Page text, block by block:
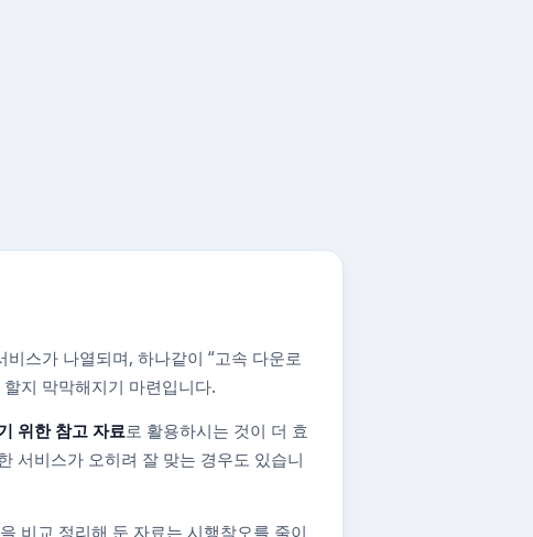
스가 나열되며, 하나같이 “고속 다운로
지 막막해지기 마련입니다.
위한 참고 자료로 활용하시는 것이 더 효
서비스가 오히려 잘 맞는 경우도 있습니
비교 정리해 둔 자료는 시행착오를 줄이